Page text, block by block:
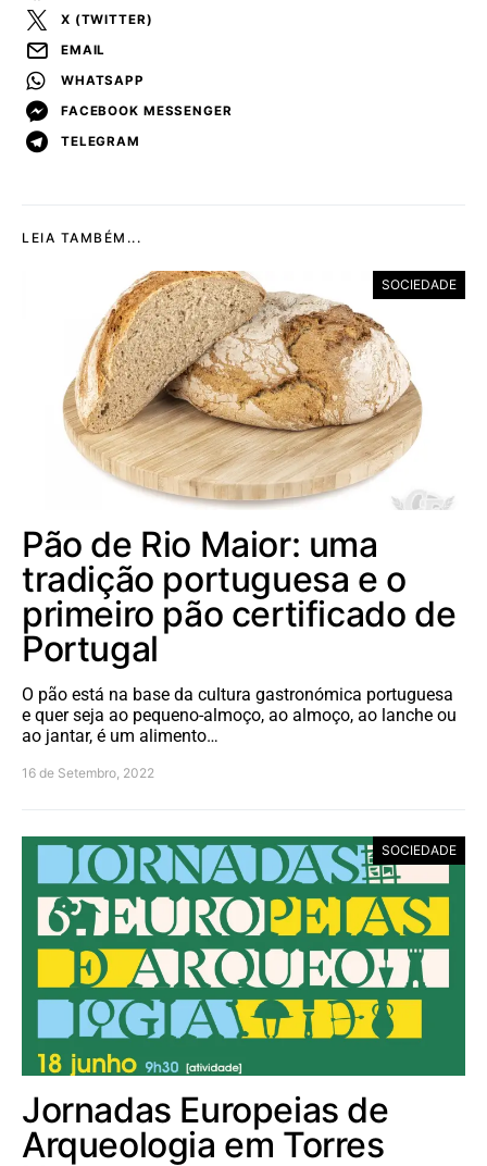
X (TWITTER)
EMAIL
WHATSAPP
FACEBOOK MESSENGER
TELEGRAM
LEIA TAMBÉM...
SOCIEDADE
Pão de Rio Maior: uma
tradição portuguesa e o
primeiro pão certificado de
Portugal
O pão está na base da cultura gastronómica portuguesa
e quer seja ao pequeno-almoço, ao almoço, ao lanche ou
ao jantar, é um alimento…
16 de Setembro, 2022
SOCIEDADE
Jornadas Europeias de
Arqueologia em Torres